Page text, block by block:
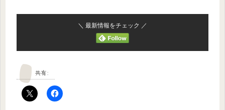
＼ 最新情報をチェック ／
共有: